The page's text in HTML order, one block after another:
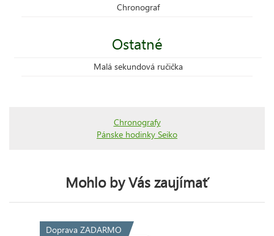
Chronograf
Ostatné
Malá sekundová ručička
Chronografy
Pánske hodinky Seiko
Mohlo by Vás zaujímať
Doprava ZADARMO